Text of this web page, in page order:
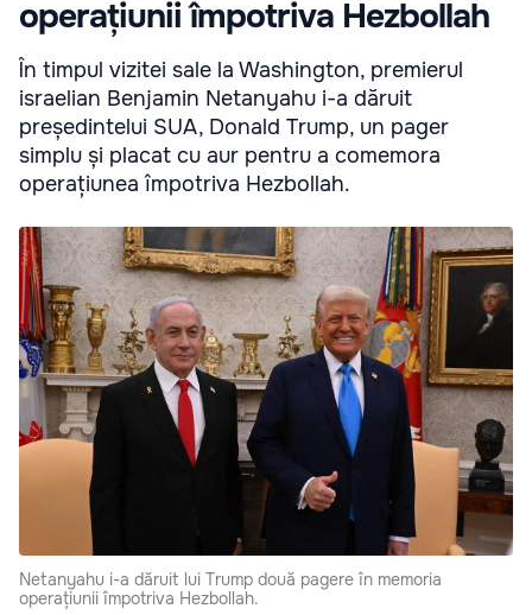
operațiunii împotriva Hezbollah
În timpul vizitei sale la Washington, premierul
israelian Benjamin Netanyahu i-a dăruit
președintelui SUA, Donald Trump, un pager
simplu și placat cu aur pentru a comemora
operațiunea împotriva Hezbollah.
Netanyahu i-a dăruit lui Trump două pagere în memoria
operațiunii împotriva Hezbollah.